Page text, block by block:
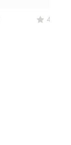
4